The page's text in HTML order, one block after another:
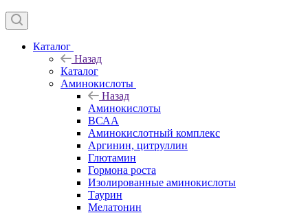
Каталог
Назад
Каталог
Аминокислоты
Назад
Аминокислоты
ВСАА
Аминокислотный комплекс
Аргинин, цитруллин
Глютамин
Гормона роста
Изолированные аминокислоты
Таурин
Мелатонин